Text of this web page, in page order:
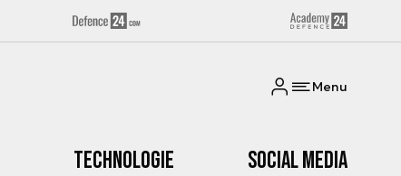
Menu
Technologie Social media